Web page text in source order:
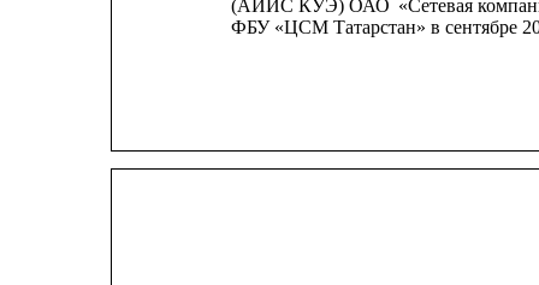
(АИИС КУЭ) ОАО «Сетевая
ФБУ «ЦСМ Татарстан» в сентябре